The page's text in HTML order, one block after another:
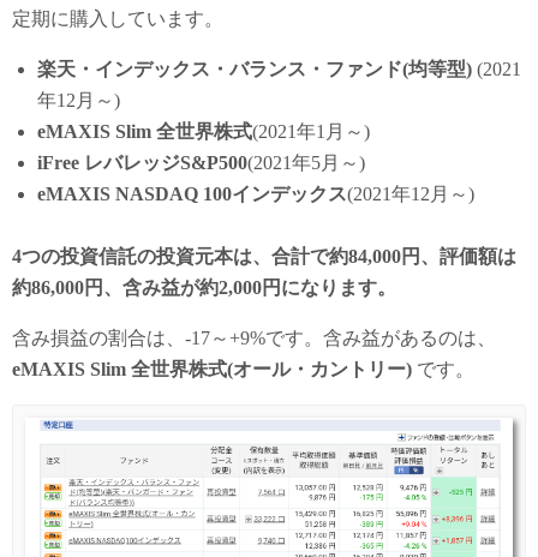
定期に購入しています。
楽天・インデックス・バランス・ファンド(均等型) (2021
年12月～)
eMAXIS Slim 全世界株式(2021年1月～)
iFree レバレッジS&P500(2021年5月～)
eMAXIS NASDAQ 100インデックス(2021年12月～)
4つの投資信託の投資元本は、合計で約84,000円、評価額は
約86,000円、含み益が約2,000円になります。
含み損益の割合は、-17～+9%です。含み益があるのは、
eMAXIS Slim 全世界株式(オール・カントリー) です。